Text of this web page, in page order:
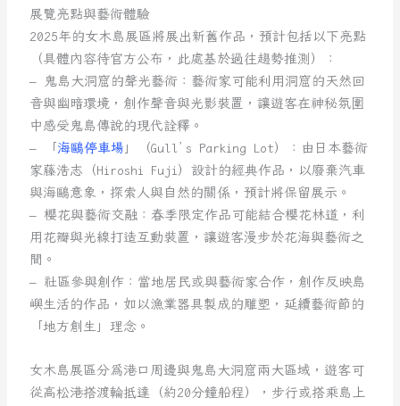
展覽亮點與藝術體驗
2025年的女木島展區將展出新舊作品，預計包括以下亮點
（具體內容待官方公布，此處基於過往趨勢推測）：
– 鬼島大洞窟的聲光藝術：藝術家可能利用洞窟的天然回
音與幽暗環境，創作聲音與光影裝置，讓遊客在神秘氛圍
中感受鬼島傳說的現代詮釋。
– 「 海鷗停車場 」（Gull’s Parking Lot）：由日本藝術
家藤浩志（Hiroshi Fuji）設計的經典作品，以廢棄汽車
與海鷗意象，探索人與自然的關係，預計將保留展示。
– 櫻花與藝術交融：春季限定作品可能結合櫻花林道，利
用花瓣與光線打造互動裝置，讓遊客漫步於花海與藝術之
間。
– 社區參與創作：當地居民或與藝術家合作，創作反映島
嶼生活的作品，如以漁業器具製成的雕塑，延續藝術節的
「地方創生」理念。
女木島展區分為港口周邊與鬼島大洞窟兩大區域，遊客可
從高松港搭渡輪抵達（約20分鐘船程），步行或搭乘島上